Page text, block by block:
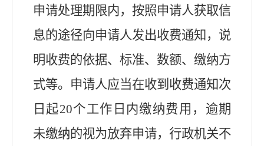
申请处理期限内，按照申请人获取信
息的途径向申请人发出收费通知，说
明收费的依据、标准、数额、缴纳方
式等。申请人应当在收到收费通知次
日起20个工作日内缴纳费用，逾期
未缴纳的视为放弃申请，行政机关不